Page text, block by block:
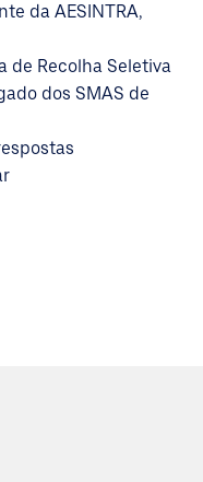
da AESINTRA,
de Recolha Seletiva
dos SMAS de